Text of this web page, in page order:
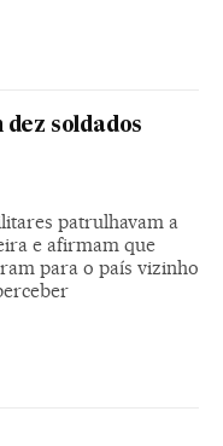
soldados
patrulhavam a
e afirmam que
para o país vizinho